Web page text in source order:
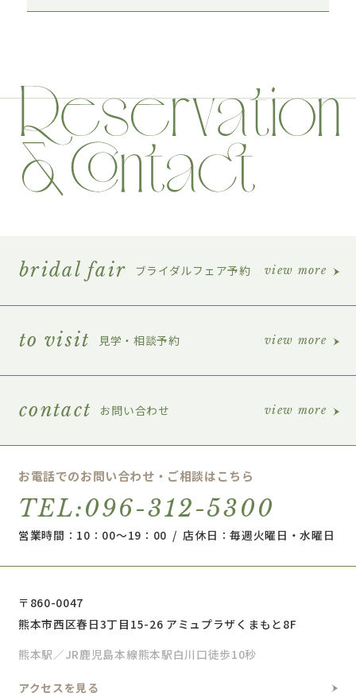
bridal fair ブライダルフェア予約 view more
to visit 見学・相談予約 view more
contact お問い合わせ view more
お電話でのお問い合わせ・ご相談はこちら
TEL:096-312-5300
営業時間：10：00～19：00 / 店休日：毎週火曜日・水曜日
〒860-0047
熊本市西区春日3丁目15-26 アミュプラザくまもと8F
熊本駅／JR鹿児島本線熊本駅白川口徒歩10秒
アクセスを見る